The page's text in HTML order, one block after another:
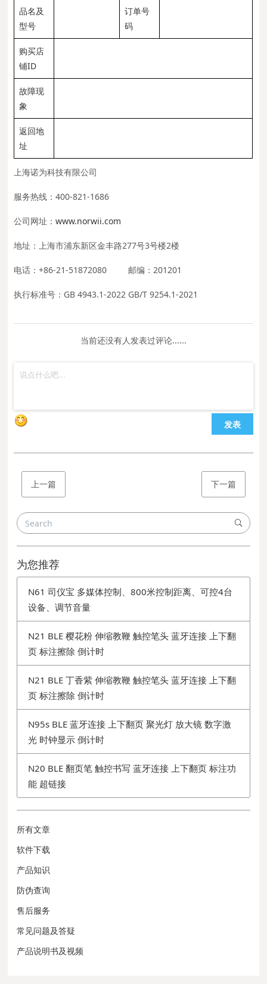
品名及
型号
订单号
码
购买店
铺ID
故障现
象
返回地
址
上海诺为科技有限公司
服务热线：400-821-1686
公司网址：www.norwii.com
地址：上海市浦东新区金丰路277号3号楼2楼
电话：+86-21-51872080 邮编：201201
执行标准号：GB 4943.1-2022 GB/T 9254.1-2021
当前还没有人发表过评论......
发表
上一篇 下一篇
为您推荐
N61 司仪宝 多媒体控制、800米控制距离、可控4台
设备、调节音量
N21 BLE 樱花粉 伸缩教鞭 触控笔头 蓝牙连接 上下翻
页 标注擦除 倒计时
N21 BLE 丁香紫 伸缩教鞭 触控笔头 蓝牙连接 上下翻
页 标注擦除 倒计时
N95s BLE 蓝牙连接 上下翻页 聚光灯 放大镜 数字激
光 时钟显示 倒计时
N20 BLE 翻页笔 触控书写 蓝牙连接 上下翻页 标注功
能 超链接
所有文章
软件下载
产品知识
防伪查询
售后服务
常见问题及答疑
产品说明书及视频